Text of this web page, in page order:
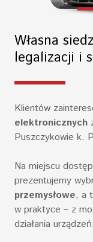
Własna
legalizacji i
Klientów
elektronicznych
Puszczykowie k.
Na miejscu
prezentujemy
przemysłowe, a
w praktyce – z
działania urządzeń.